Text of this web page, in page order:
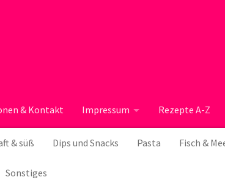
& Kontakt Impressum Rezepte A-Z
& süß Dips und Snacks Pasta Fisch &
Sonstiges